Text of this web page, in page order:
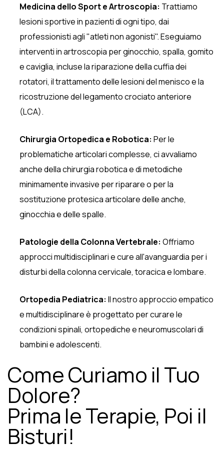
Medicina dello Sport e Artroscopia: Trattiamo
lesioni sportive in pazienti di ogni tipo, dai
professionisti agli "atleti non agonisti". Eseguiamo
interventi in artroscopia per ginocchio, spalla, gomito
e caviglia, incluse la riparazione della cuffia dei
rotatori, il trattamento delle lesioni del menisco e la
ricostruzione del legamento crociato anteriore
(LCA).
Chirurgia Ortopedica e Robotica: Per le
problematiche articolari complesse, ci avvaliamo
anche della chirurgia robotica e di metodiche
minimamente invasive per riparare o per la
sostituzione protesica articolare delle anche,
ginocchia e delle spalle.
Patologie della Colonna Vertebrale: Offriamo
approcci multidisciplinari e cure all'avanguardia per i
disturbi della colonna cervicale, toracica e lombare.
Ortopedia Pediatrica: Il nostro approccio empatico
e multidisciplinare è progettato per curare le
condizioni spinali, ortopediche e neuromuscolari di
bambini e adolescenti.
Come Curiamo il Tuo
Dolore?
Prima le Terapie, Poi il
Bisturi!